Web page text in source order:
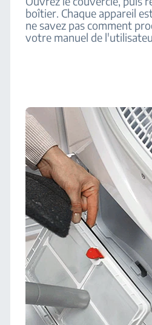
boîtier. Chaque appareil
ne savez pas comment
votre manuel de